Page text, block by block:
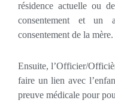
résidence actuelle ou
consentement et un
consentement de la mère.
Ensuite, l’Officier/
faire un lien avec
preuve médicale pour